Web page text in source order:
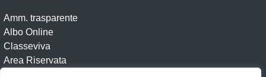
Amm. trasparente
Albo Online
Classeviva
Area Riservata